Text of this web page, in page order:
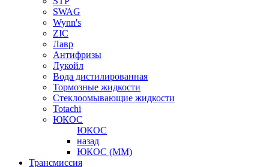
SWAG
Wynn's
ZIC
Лавр
Антифризы
Лукойл
Вода дистилированная
Тормозные жидкости
Стеклоомывающие жидкости
Totachi
ЮКОС
ЮКОС
назад
ЮКОС (ММ)
Трансмиссия